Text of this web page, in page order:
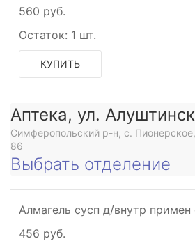
560 руб.
Остаток: 1 шт.
КУПИТЬ
Аптека, ул.
Симферопольский р-н, с.
86
Выбрать отделение
Алмагель сусп д/внутр примен
456 руб.